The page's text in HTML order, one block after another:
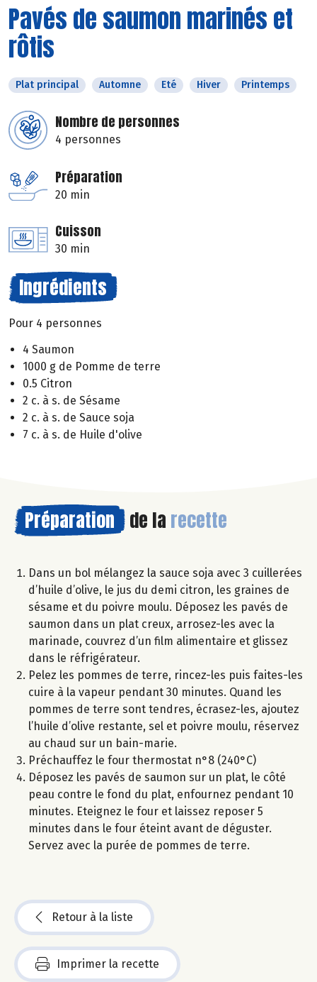
Pavés de saumon marinés et
rôtis
Plat principal Automne Eté Hiver Printemps
Nombre de personnes
4 personnes
Préparation
20 min
Cuisson
30 min
Ingrédients
Pour 4 personnes
4 Saumon
1000 g de Pomme de terre
0.5 Citron
2 c. à s. de Sésame
2 c. à s. de Sauce soja
7 c. à s. de Huile d'olive
Préparation de la recette
Dans un bol mélangez la sauce soja avec 3 cuillerées
d’huile d’olive, le jus du demi citron, les graines de
sésame et du poivre moulu. Déposez les pavés de
saumon dans un plat creux, arrosez-les avec la
marinade, couvrez d’un film alimentaire et glissez
dans le réfrigérateur.
Pelez les pommes de terre, rincez-les puis faites-les
cuire à la vapeur pendant 30 minutes. Quand les
pommes de terre sont tendres, écrasez-les, ajoutez
l’huile d’olive restante, sel et poivre moulu, réservez
au chaud sur un bain-marie.
Préchauffez le four thermostat n°8 (240°C)
Déposez les pavés de saumon sur un plat, le côté
peau contre le fond du plat, enfournez pendant 10
minutes. Eteignez le four et laissez reposer 5
minutes dans le four éteint avant de déguster.
Servez avec la purée de pommes de terre.
Retour à la liste
Imprimer la recette